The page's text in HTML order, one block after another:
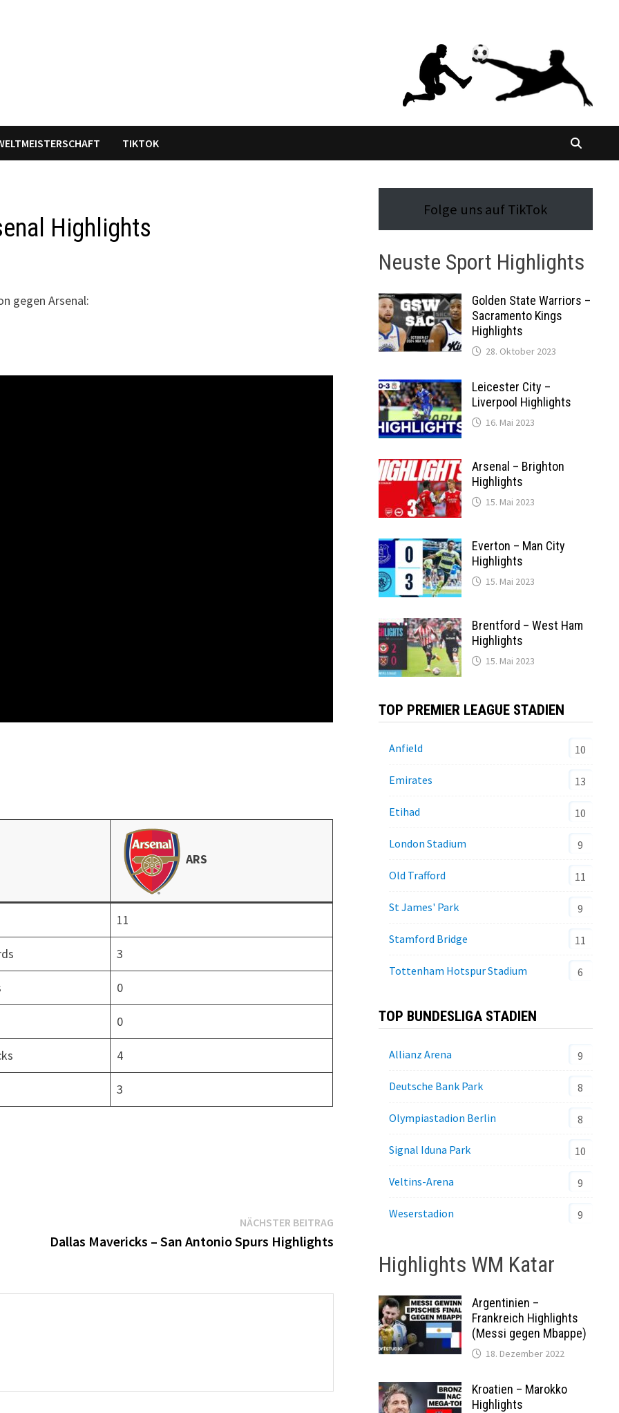
TIKTOK
Highlights
gegen Arsenal:
ARS
11
3
0
0
4
3
NÄCHSTER BEITRAGNächster
Beitrag:
Dallas Mavericks – San Antonio Spurs Highlights
Folge uns auf TikTok
Neuste Sport Highlights
Golden State Warriors –
Sacramento Kings
Highlights
28. Oktober 2023
Leicester City –
Liverpool Highlights
16. Mai 2023
Arsenal – Brighton
Highlights
15. Mai 2023
Everton – Man City
Highlights
15. Mai 2023
Brentford – West Ham
Highlights
15. Mai 2023
TOP PREMIER LEAGUE STADIEN
Anfield 10
Emirates 13
Etihad 10
London Stadium 9
Old Trafford 11
St James' Park 9
Stamford Bridge 11
Tottenham Hotspur Stadium 6
TOP BUNDESLIGA STADIEN
Allianz Arena 9
Deutsche Bank Park 8
Olympiastadion Berlin 8
Signal Iduna Park 10
Veltins-Arena 9
Weserstadion 9
Highlights WM Katar
Argentinien –
Frankreich Highlights
(Messi gegen Mbappe)
18. Dezember 2022
Kroatien – Marokko
Highlights